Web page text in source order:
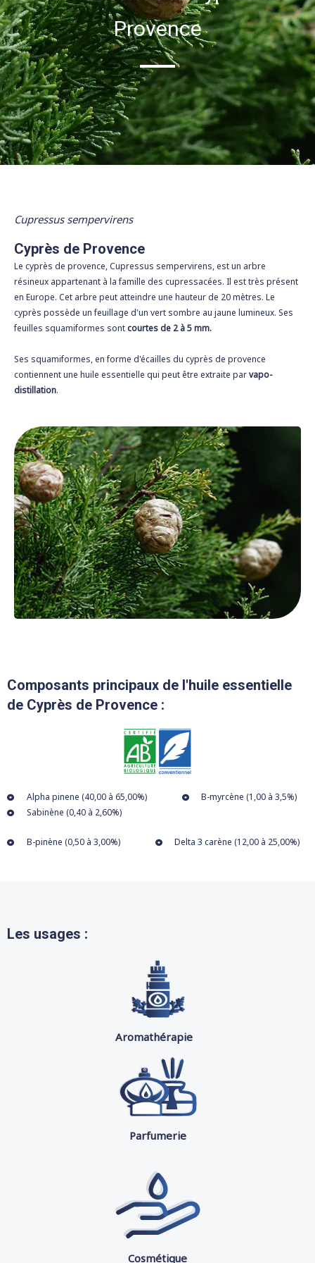
Provence
Cupressus sempervirens
Cyprès de Provence
Le cyprès de provence, Cupressus sempervirens, est un arbre
résineux appartenant à la famille des cupressacées. Il est très présent
en Europe. Cet arbre peut atteindre une hauteur de 20 mètres. Le
cyprès possède un feuillage d'un vert sombre au jaune lumineux. Ses
feuilles squamiformes sontcourtes de 2 à 5 mm.
Ses squamiformes, en forme d'écailles du cyprès de provence
contiennent une huile essentielle qui peut être extraite parvapo-
distillation.
Composants principaux de l'huile essentielle
de Cyprès de Provence :
Alpha pinene (40,00 à 65,00%)
B-myrcène (1,00 à 3,5%)
Sabinène (0,40 à 2,60%)
B-pinène (0,50 à 3,00%) Delta 3 carène (12,00 à 25,00%)
Les usages :
Aromathérapie
Parfumerie
Cosmétique